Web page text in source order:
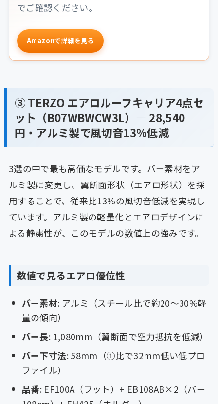
でご確認ください。
Amazonで詳細を見る
③ TERZO エアロルーフキャリア4点セ
ット（B07WBWCW3L）— 28,540
円・アルミ製で風切音13%低減
3選の中で最も高価なモデルです。バー素材をア
ルミ製に変更し、翼断面形状（エアロ形状）を採
用することで、従来比13%の風切音低減を実現し
ています。アルミ製の軽量化とエアロデザインに
よる静粛性が、このモデルの数値上の強みです。
数値で見るエアロ優位性
バー素材: アルミ（スチール比で約20〜30%軽
量の傾向）
バー長: 1,080mm（翼断面で空力抵抗を低減）
バー下寸法: 58mm（①比で32mm低い低プロ
ファイル）
品番: EF100A（フット）+ EB108AB×2（バー